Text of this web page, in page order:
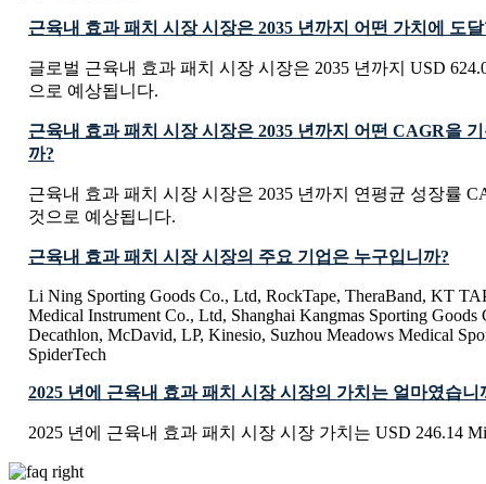
근육내 효과 패치 시장 시장은 2035 년까지 어떤 가치에 도
글로벌 근육내 효과 패치 시장 시장은 2035 년까지 USD
으로 예상됩니다.
근육내 효과 패치 시장 시장은 2035 년까지 어떤 CAGR을
까?
근육내 효과 패치 시장 시장은 2035 년까지 연평균 성장률
것으로 예상됩니다.
근육내 효과 패치 시장 시장의 주요 기업은 누구입니까?
Li Ning Sporting Goods Co., Ltd, RockTape, TheraBand, KT
Medical Instrument Co., Ltd, Shanghai Kangmas Sporting Goods
Decathlon, McDavid, LP, Kinesio, Suzhou Meadows Medical
SpiderTech
2025 년에 근육내 효과 패치 시장 시장의 가치는 얼마였습니
2025 년에 근육내 효과 패치 시장 시장 가치는 USD 246.14